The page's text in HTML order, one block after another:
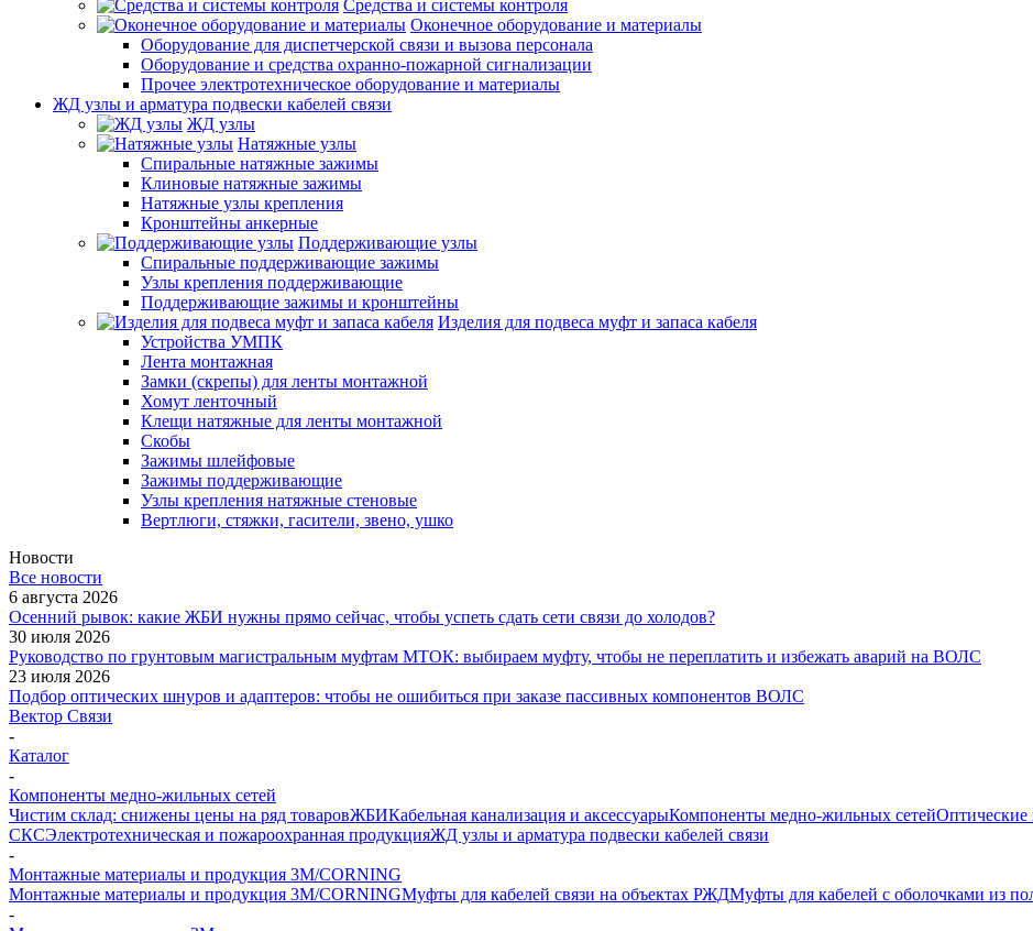
Средства и системы контроля
Оконечное оборудование и материалы
Оборудование для диспетчерской связи и вызова персонала
Оборудование и средства охранно-пожарной сигнализации
Прочее электротехническое оборудование и материалы
ЖД узлы и арматура подвески кабелей связи
ЖД узлы
Натяжные узлы
Спиральные натяжные зажимы
Клиновые натяжные зажимы
Натяжные узлы крепления
Кронштейны анкерные
Поддерживающие узлы
Спиральные поддерживающие зажимы
Узлы крепления поддерживающие
Поддерживающие зажимы и кронштейны
Изделия для подвеса муфт и запаса кабеля
Устройства УМПК
Лента монтажная
Замки (скрепы) для ленты монтажной
Хомут ленточный
Клещи натяжные для ленты монтажной
Скобы
Зажимы шлейфовые
Зажимы поддерживающие
Узлы крепления натяжные стеновые
Вертлюги, стяжки, гасители, звено, ушко
Новости
Все новости
6 августа 2026
Осенний рывок: какие ЖБИ нужны прямо сейчас, чтобы успеть сдать сети связи до холодов?
30 июля 2026
Руководство по грунтовым магистральным муфтам МТОК: выбираем муфту, чтобы не переплатить и избежать аварий на ВОЛС
23 июля 2026
Подбор оптических шнуров и адаптеров: чтобы не ошибиться при заказе пассивных компонентов ВОЛС
Вектор Связи
-
Каталог
-
Компоненты медно-жильных сетей
Чистим склад: снижены цены на ряд товаровЖБИКабельная канализация и аксессуарыКомпоненты медно-жильных сетей
СКСЭлектротехническая и пожароохранная продукцияЖД узлы и арматура подвески кабелей связи
-
Монтажные материалы и продукция 3M/CORNING
Монтажные материалы и продукция 3M/CORNINGМуфты для кабелей связи на объектах РЖДМуфты для кабелей с оболочками из
-